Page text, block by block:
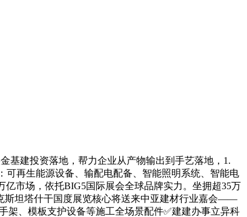
建投资落地，帮力企业从产物输出到手艺落地，1.
再生能源设备、输配电配备、智能照明系统、智能电
市场，依托BIG5国际展会全球品牌实力。坐拥超35万
斯坦塔什干国度展览核心将送来中亚建材行业嘉会——
架、模板支护设备等施工全场景配件✅建建办事立异科